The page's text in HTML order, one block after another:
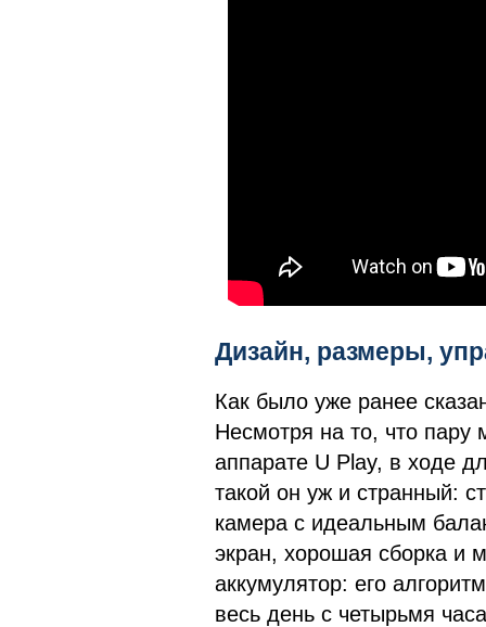
Дизайн, размеры,
Как было уже ранее
Несмотря на то, что пару
аппарате U Play, в ходе
такой он уж и странный:
камера с идеальным
экран, хорошая сборка и
аккумулятор: его
весь день с четырьмя